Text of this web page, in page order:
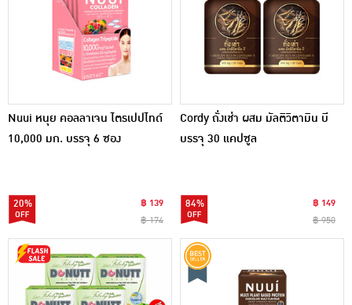
Nuui หนุย คอลลาเจน ไตรเปปไทด์
10,000 มก. บรรจุ 6 ซอง
20%
฿ 139
฿ 174
Cordy ถั่งเช่า ผสม มัลติวิตามิน บี
บรรจุ 30 แคปซูล
84%
฿ 149
฿ 950